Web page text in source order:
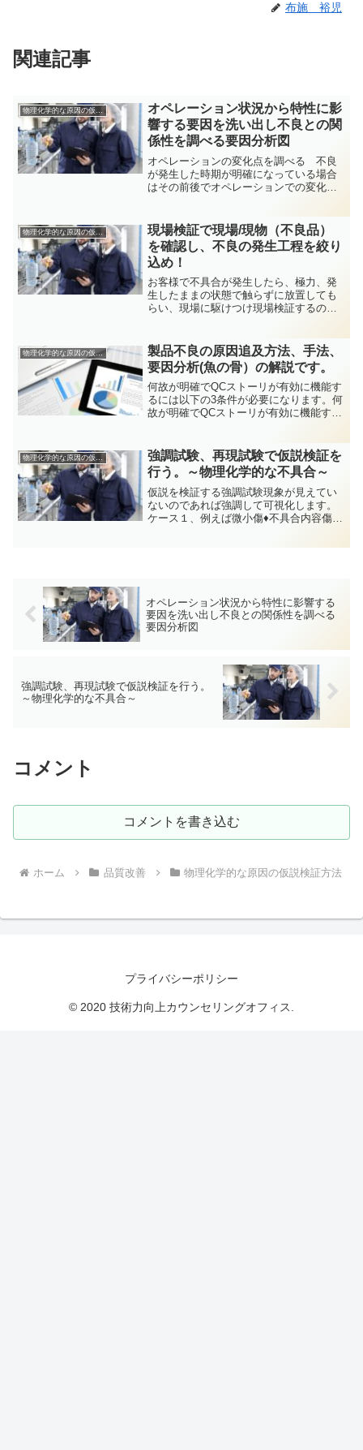
布施 裕児
関連記事
物理化学的な原因の仮説検証方法
オペレーション状況から特性に影
響する要因を洗い出し不良との関
係性を調べる要因分析図
オペレーションの変化点を調べる 不良
が発生した時期が明確になっている場合
はその前後でオペレーションでの変化点
が、基本ですので実施しましょう。特性
要因を洗い出す特性要因を洗...
現場検証で現場/現物（不良品）
を確認し、不良の発生工程を絞り
込め！
お客様で不具合が発生したら、極力、発
生したままの状態で触らずに放置しても
らい、現場に駆けつけ現場検証するのが
見えてきます。 お客様に呼び出される
場合は営業任せにしてはダメ...
物理化学的な原因の仮説検証方法
製品不良の原因追及方法、手法、
要因分析(魚の骨）の解説です。
何故が明確でQCストーリが有効に機能す
るには以下の3条件が必要になります。何
故が明確でQCストーリが有効に機能する
で不具合が発生する。発生原因を定量的
に評価できる。１、...
物理化学的な原因の仮説検証方法
強調試験、再現試験で仮説検証を
行う。～物理化学的な不具合～
仮説を検証する強調試験現象が見えてい
ないのであれば強調して可視化します。
ケース１、例えば微小傷♦不具合内容傷は
オペレーション状況から特性に影響する
要因を洗い出し不良との関係性を調べる
要因分析図
強調試験、再現試験で仮説検証を行う。
～物理化学的な不具合～
コメント
コメントを書き込む
ホーム 品質改善 物理化学的な原因の仮説検証方法
プライバシーポリシー
© 2020 技術力向上カウンセリングオフィス.